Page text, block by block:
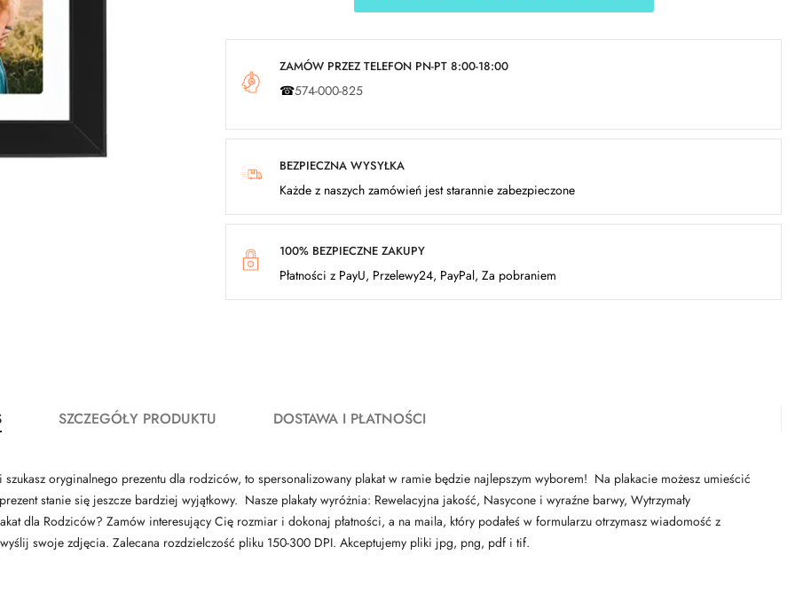
ZAMÓW PRZEZ TELEFON PN-PT 8:00-18:00
☎574-000-825
BEZPIECZNA WYSYŁKA
Każde z naszych zamówień jest starannie zabezpieczone
100% BEZPIECZNE ZAKUPY
Płatności z PayU, Przelewy24, PayPal, Za pobraniem
SZCZEGÓŁY PRODUKTU DOSTAWA I PŁATNOŚCI
oryginalnego prezentu dla rodziców, to spersonalizowany plakat w ramie będzie najlepszym wyborem! Na plakacie możesz umieścić
stanie się jeszcze bardziej wyjątkowy. Nasze plakaty wyróżnia: Rewelacyjna jakość, Nasycone i wyraźne barwy, Wytrzymały
dla Rodziców? Zamów interesujący Cię rozmiar i dokonaj płatności, a na maila, który podałeś w formularzu otrzymasz wiadomość z
swoje zdjęcia. Zalecana rozdzielczość pliku 150-300 DPI. Akceptujemy pliki jpg, png, pdf i tif.